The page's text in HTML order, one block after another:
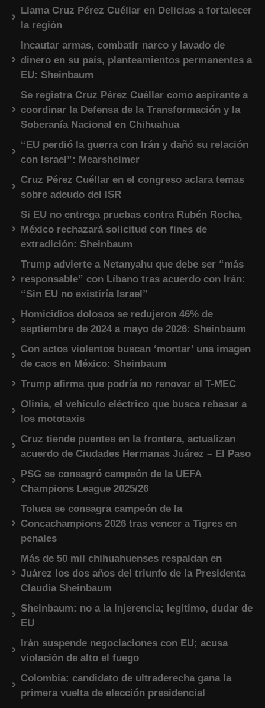
Llama Cruz Pérez Cuéllar en Delicias a fortalecer
la región
Incautar armas, combatir narco y lavado de
dinero en su país, planteamientos permanentes a
EU: Sheinbaum
Se registra Cruz Pérez Cuéllar como aspirante a
coordinar la Defensa de la Transformación y la
Soberanía Nacional en Chihuahua
“EU perdió la guerra con Irán y dañó su relación
con Israel”: Mearsheimer
Cruz Pérez Cuéllar en el congreso aclara temas
sobre adeudo del ISR
Si EU no entrega pruebas contra Rubén Rocha,
México rechazará solicitud con fines de
extradición: Sheinbaum
Trump advierte a Netanyahu que debe ser “más
responsable” con Líbano tras acuerdo con Irán:
“Sin EU no existiría Israel”
Homicidios dolosos se redujeron 46% de
septiembre de 2024 a mayo de 2026: Sheinbaum
Con actos violentos buscan ‘montar’ una imagen
de caos en México: Sheinbaum
Trump afirma que podría no renovar el T-MEC
Olinia, el vehículo eléctrico que busca rebasar a
los mototaxis
Cruz tiende puentes en la frontera, actualizan
acuerdo de Ciudades Hermanas Juárez – El Paso
PSG se consagró campeón de la UEFA
Champions League 2025/26
Toluca se consagra campeón de la
Concachampions 2026 tras vencer a Tigres en
penales
Más de 50 mil chihuahuenses respaldan en
Juárez los dos años del triunfo de la Presidenta
Claudia Sheinbaum
Sheinbaum: no a la injerencia; legítimo, dudar de
EU
Irán suspende negociaciones con EU; acusa
violación de alto el fuego
Colombia: candidato de ultraderecha gana la
primera vuelta de elección presidencial